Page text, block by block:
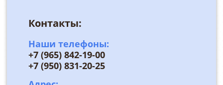
Контакты:
Наши телефоны:
+7 (965) 842-19-00
+7 (950) 831-20-25